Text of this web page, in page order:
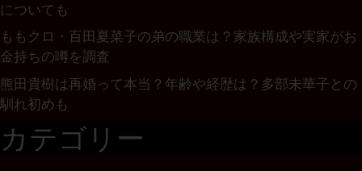
についても
ももクロ・百田夏菜子の弟の職業は？家族構成や実家がお
金持ちの噂を調査
熊田貴樹は再婚って本当？年齢や経歴は？多部未華子との
馴れ初めも
カテゴリー